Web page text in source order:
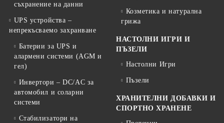
съхранение на данни
UPS устройства –
непрекъсваемо захранване
Батерии за UPS и
алармени системи (AGM и
гел)
Инвертори – DC/AC за
автомобил и соларни
системи
Стабилизатори на
Козметика и натурална
грижа
НАСТОЛНИ ИГРИ И
ПЪЗЕЛИ
Настолни Игри
Пъзели
ХРАНИТЕЛНИ ДОБАВКИ И
СПОРТНО ХРАНЕНЕ